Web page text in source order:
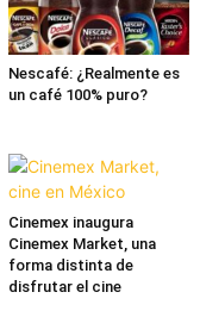
Nescafé: ¿Realmente es
un café 100% puro?
Cinemex inaugura
Cinemex Market, una
forma distinta de
disfrutar el cine